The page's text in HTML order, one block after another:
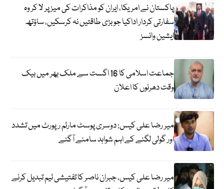
پاکستان نے امریکا، ایران کو مذاکرات کی میز پر لا کر وہ
سفارتی کردار اداکیا جو بڑی طاقتیں نہ کرسکیں، ساؤتھ
ایشین وائسز
جماعت اسلامی کا 16 اگست سے ملک بھر میں بیک
وقت دھرنوں کا اعلان
میر رضا علی کیس: دوسری پوسٹ مارٹم رپورٹ میں تشدد
اور گولی لگنے کے اہم شواہد سامنے آگئے
میر رضا علی کیس، جبران ناصر کا تفتیشی ٹیم تبدیل کرنے